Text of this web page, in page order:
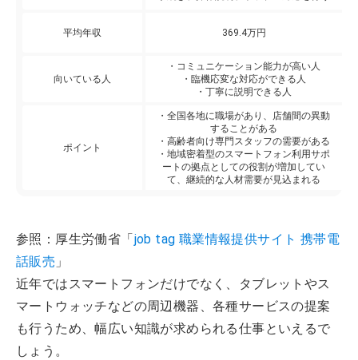
平均年収 369.4万円
向いている人
・コミュニケーション能力が高い人
・臨機応変な対応ができる人
・丁寧に説明できる人
ポイント
・全国各地に職場があり、店舗間の異動
することがある
・高齢者向け専門スタッフの需要がある
・地域密着型のスマートフォン利用サポ
ートの拠点としての役割が増加してい
て、継続的な人材需要が見込まれる
参照：厚生労働省「job tag 職業情報提供サイト 携帯電
話販売 」
近年ではスマートフォンだけでなく、タブレットやス
マートウォッチなどの周辺機器、各種サービスの提案
も行うため、幅広い知識が求められる仕事といえるで
しょう。